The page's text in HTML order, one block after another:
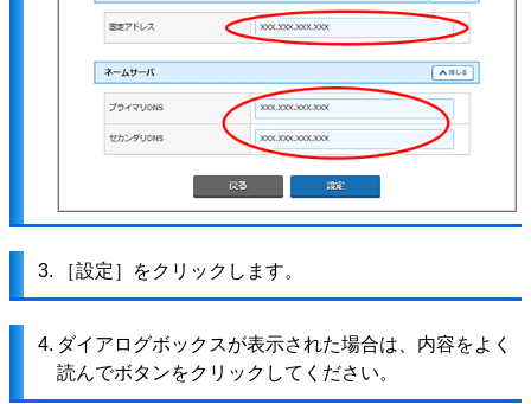
3. ［設定］をクリックします。
4. ダイアログボックスが表示された場合は、内容をよく
読んでボタンをクリックしてください。